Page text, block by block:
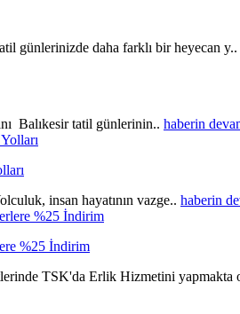
günlerinizde daha farklı bir heyecan y..
Balıkesir tatil günlerinin.. haberin
insan hayatının vazge.. haberin
%25 İndirim
TSK'da Erlik Hizmetini yapmakta